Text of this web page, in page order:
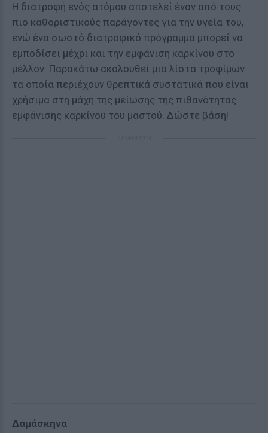
Η διατροφή ενός ατόμου αποτελεί έναν από τους
πιο καθοριστικούς παράγοντες για την υγεία του,
ενώ ένα σωστό διατροφικό πρόγραμμα μπορεί να
εμποδίσει μέχρι και την εμφάνιση καρκίνου στο
μέλλον. Παρακάτω ακολουθεί μια λίστα τροφίμων
τα οποία περιέχουν θρεπτικά συστατικά που είναι
χρήσιμα στη μάχη της μείωσης της πιθανότητας
εμφάνισης καρκίνου του μαστού. Δώστε βάση!
Δαμάσκηνα